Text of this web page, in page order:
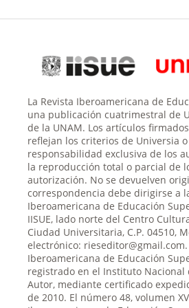
La Revista Iberoamericana de
una publicación cuatrimestral de
de la UNAM. Los artículos
reflejan los criterios de Universia o
responsabilidad exclusiva de los
la reproducción total o parcial de
autorización. No se devuelven
correspondencia debe dirigirse a
Iberoamericana de Educación
IISUE, lado norte del Centro
Ciudad Universitaria, C.P. 04510,
electrónico: rieseditor@gmail.com.
Iberoamericana de Educación
registrado en el Instituto Nacional
Autor, mediante certificado
de 2010. El número 48, volumen